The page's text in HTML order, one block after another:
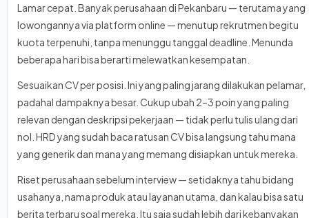
Lamar cepat. Banyak perusahaan di Pekanbaru — terutama yang
lowongannya via platform online — menutup rekrutmen begitu
kuota terpenuhi, tanpa menunggu tanggal deadline. Menunda
beberapa hari bisa berarti melewatkan kesempatan.
Sesuaikan CV per posisi. Ini yang paling jarang dilakukan pelamar,
padahal dampaknya besar. Cukup ubah 2–3 poin yang paling
relevan dengan deskripsi pekerjaan — tidak perlu tulis ulang dari
nol. HRD yang sudah baca ratusan CV bisa langsung tahu mana
yang generik dan mana yang memang disiapkan untuk mereka.
Riset perusahaan sebelum interview — setidaknya tahu bidang
usahanya, nama produk atau layanan utama, dan kalau bisa satu
berita terbaru soal mereka. Itu saja sudah lebih dari kebanyakan